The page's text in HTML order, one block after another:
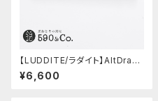
【LUDDITE/ラダイト】AltDraw
0.5 ブラック(ウォルナット)
¥6,600